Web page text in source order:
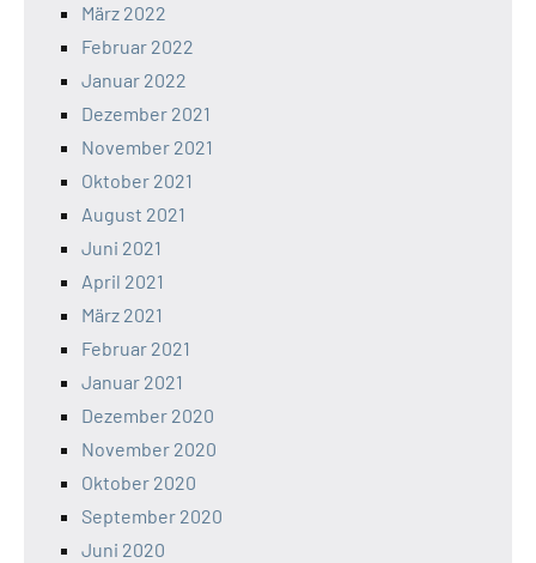
März 2022
Februar 2022
Januar 2022
Dezember 2021
November 2021
Oktober 2021
August 2021
Juni 2021
April 2021
März 2021
Februar 2021
Januar 2021
Dezember 2020
November 2020
Oktober 2020
September 2020
Juni 2020